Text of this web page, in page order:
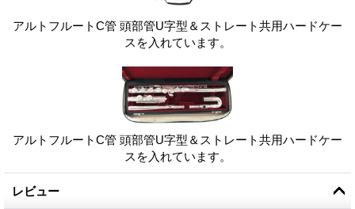
アルトフルートC管 頭部管U字型＆ストレート共用ハードケー
スを入れています。
アルトフルートC管 頭部管U字型＆ストレート共用ハードケー
スを入れています。
レビュー